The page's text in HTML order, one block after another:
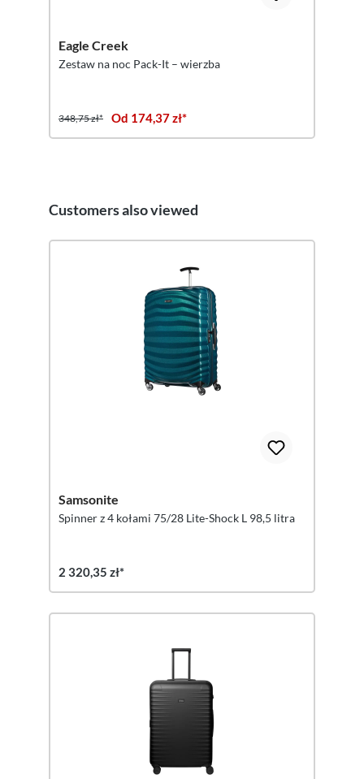
Eagle Creek
Zestaw na noc Pack-It – wierzba
348,75 zł* Od 174,37 zł*
Pomiń galerię produktów
Customers also viewed
Samsonite
Spinner z 4 kołami 75/28 Lite-Shock L 98,5 litra
2 320,35 zł*